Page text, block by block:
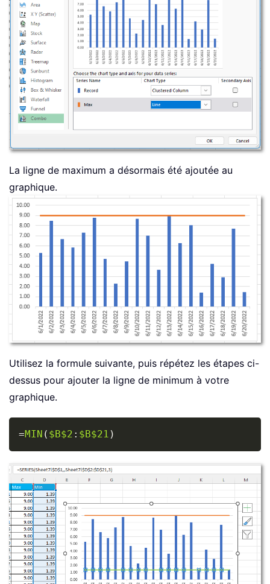
La ligne de maximum a désormais été ajoutée au
graphique.
Utilisez la formule suivante, puis répétez les étapes ci-
dessus pour ajouter la ligne de minimum à votre
graphique.
=MIN ( $B$2 : $B$21 )